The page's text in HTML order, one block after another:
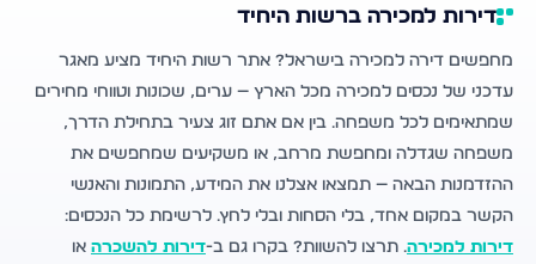
דירות למכירה ברשות היחיד
מחפשים דירה למכירה בישראל? אתר רשות היחיד מציע מאגר
עדכני של נכסים למכירה מכל הארץ — ערים, שכונות וטווחי מחירים
שמתאימים לכל משפחה. בין אם אתם זוג צעיר בתחילת הדרך,
משפחה שגדלה ומחפשת מרחב, או משקיעים שמחפשים את
ההזדמנות הבאה — תמצאו אצלנו את המידע, התמונות והאנשי
הקשר במקום אחד, בלי הסחות ובלי לחץ. לרשימת כל הנכסים:
דירות למכירה. תרצו להשוות? בקרו גם ב-דירות להשכרה או